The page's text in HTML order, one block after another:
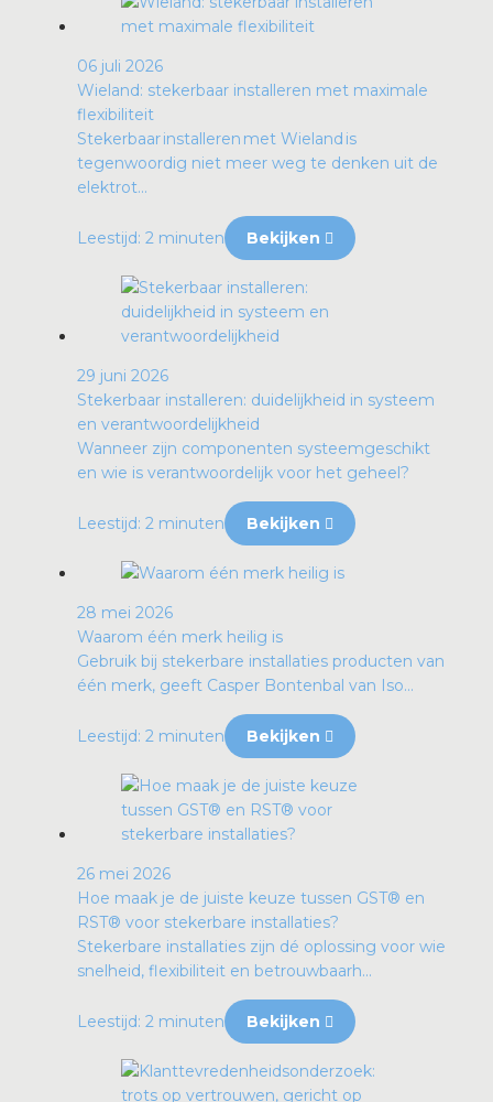
06 juli 2026
Wieland: stekerbaar installeren met maximale
flexibiliteit
Stekerbaar installeren met Wieland is
tegenwoordig niet meer weg te denken uit de
elektrot...
Leestijd: 2 minuten Bekijken
29 juni 2026
Stekerbaar installeren: duidelijkheid in systeem
en verantwoordelijkheid
Wanneer zijn componenten systeemgeschikt
en wie is verantwoordelijk voor het geheel?
Leestijd: 2 minuten Bekijken
28 mei 2026
Waarom één merk heilig is
Gebruik bij stekerbare installaties producten van
één merk, geeft Casper Bontenbal van Iso...
Leestijd: 2 minuten Bekijken
26 mei 2026
Hoe maak je de juiste keuze tussen GST® en
RST® voor stekerbare installaties?
Stekerbare installaties zijn dé oplossing voor wie
snelheid, flexibiliteit en betrouwbaarh...
Leestijd: 2 minuten Bekijken